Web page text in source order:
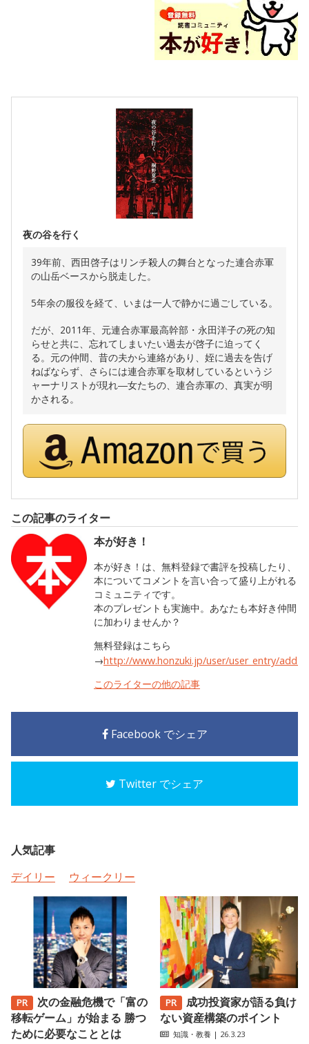
夜の谷を行く
39年前、西田啓子はリンチ殺人の舞台となった連合赤軍
の山岳ベースから脱走した。
5年余の服役を経て、いまは一人で静かに過ごしている。
だが、2011年、元連合赤軍最高幹部・永田洋子の死の知
らせと共に、忘れてしまいたい過去が啓子に迫ってく
る。元の仲間、昔の夫から連絡があり、姪に過去を告げ
ねばならず、さらには連合赤軍を取材しているというジ
ャーナリストが現れ―女たちの、連合赤軍の、真実が明
かされる。
この記事のライター
本が好き！
本が好き！は、無料登録で書評を投稿したり、
本についてコメントを言い合って盛り上がれる
コミュニティです。
本のプレゼントも実施中。あなたも本好き仲間
に加わりませんか？
無料登録はこちら
→http://www.honzuki.jp/user/user_entry/
このライターの他の記事
Facebook でシェア
Twitter でシェア
人気記事
デイリー
ウィークリー
次の金融危機で「富の
移転ゲーム」が始まる 勝つ
ために必要なこととは
成功投資家が語る負け
ない資産構築のポイント
知識・教養 | 26.3.23